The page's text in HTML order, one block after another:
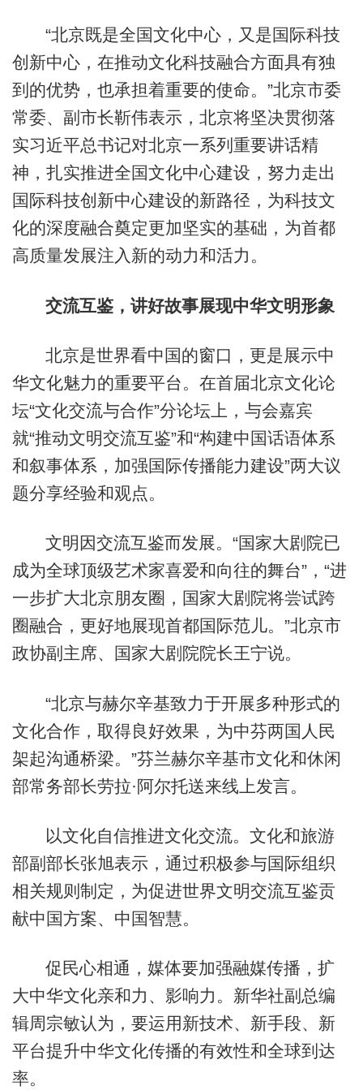
“北京既是全国文化中心，又是国际科技
创新中心，在推动文化科技融合方面具有独
到的优势，也承担着重要的使命。”北京市委
常委、副市长靳伟表示，北京将坚决贯彻落
实习近平总书记对北京一系列重要讲话精
神，扎实推进全国文化中心建设，努力走出
国际科技创新中心建设的新路径，为科技文
化的深度融合奠定更加坚实的基础，为首都
高质量发展注入新的动力和活力。
交流互鉴，讲好故事展现中华文明形象
北京是世界看中国的窗口，更是展示中
华文化魅力的重要平台。在首届北京文化论
坛“文化交流与合作”分论坛上，与会嘉宾
就“推动文明交流互鉴”和“构建中国话语体系
和叙事体系，加强国际传播能力建设”两大议
题分享经验和观点。
文明因交流互鉴而发展。“国家大剧院已
成为全球顶级艺术家喜爱和向往的舞台”，“进
一步扩大北京朋友圈，国家大剧院将尝试跨
圈融合，更好地展现首都国际范儿。”北京市
政协副主席、国家大剧院院长王宁说。
“北京与赫尔辛基致力于开展多种形式的
文化合作，取得良好效果，为中芬两国人民
架起沟通桥梁。”芬兰赫尔辛基市文化和休闲
部常务部长劳拉·阿尔托送来线上发言。
以文化自信推进文化交流。文化和旅游
部副部长张旭表示，通过积极参与国际组织
相关规则制定，为促进世界文明交流互鉴贡
献中国方案、中国智慧。
促民心相通，媒体要加强融媒传播，扩
大中华文化亲和力、影响力。新华社副总编
辑周宗敏认为，要运用新技术、新手段、新
平台提升中华文化传播的有效性和全球到达
率。